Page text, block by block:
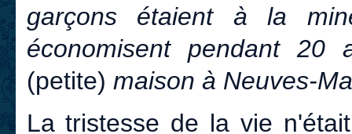
garçons étaient à la
économisent pendant
(petite) maison à Neuves-
La tristesse de la vie